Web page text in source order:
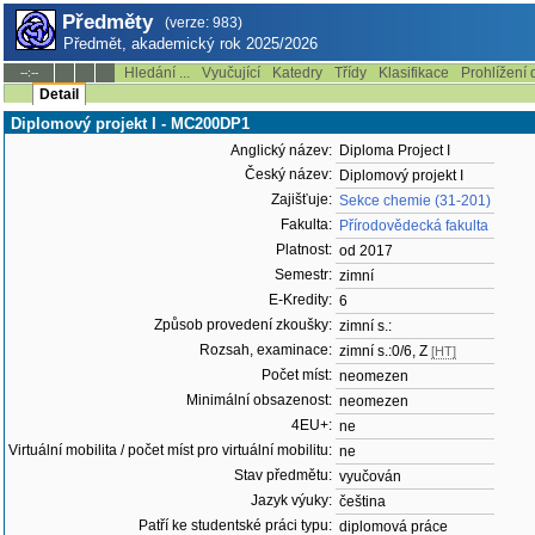
Předměty (verze: 983)
Předmět, akademický rok 2025/2026
--:-- Hledání ... Vyučující Katedry Třídy Klasifikace Prohlížení
Detail
Diplomový projekt I - MC200DP1
Anglický název: Diploma Project I
Český název: Diplomový projekt I
Zajišťuje: Sekce chemie (31-201)
Fakulta: Přírodovědecká fakulta
Platnost: od 2017
Semestr: zimní
E-Kredity: 6
Způsob provedení zkoušky: zimní s.:
Rozsah, examinace: zimní s.:0/6, Z [HT]
Počet míst: neomezen
Minimální obsazenost: neomezen
4EU+: ne
Virtuální mobilita / počet míst pro virtuální mobilitu: ne
Stav předmětu: vyučován
Jazyk výuky: čeština
Patří ke studentské práci typu: diplomová práce